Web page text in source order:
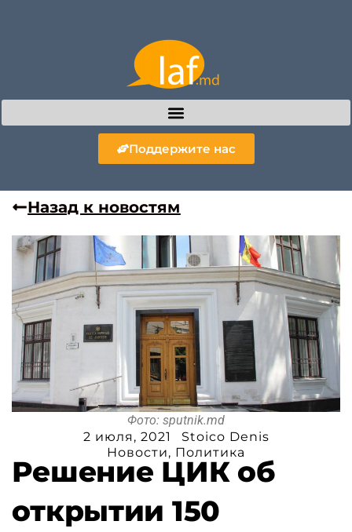
Поддержите нас
Назад к новостям
Фото: sputnik.md
2 июля, 2021
Stoico Denis
Новости, Политика
Решение ЦИК об
открытии 150